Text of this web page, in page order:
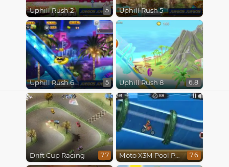
Uphill Rush 2 5 Uphill Rush 5
Uphill Rush 6 5 Uphill Rush 8 6.8
Drift Cup Racing 7.7 Moto X3M Pool Party 7.6